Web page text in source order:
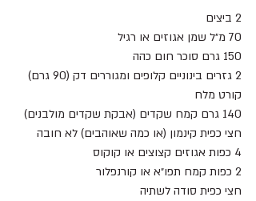
2 ביצים
70 מ״ל שמן אגוזים או רגיל
150 גרם סוכר חום כהה
2 גזרים בינוניים קלופים ומגוררים דק (90 גרם)
קורט מלח
140 גרם קמח שקדים (אבקת שקדים מולבנים)
חצי כפית קינמון (או כמה שאוהבים) לא חובה
4 כפות אגוזים קצוצים או קוקוס
2 כפות קמח תפו״א או קורנפלור
חצי כפית סודה לשתיה